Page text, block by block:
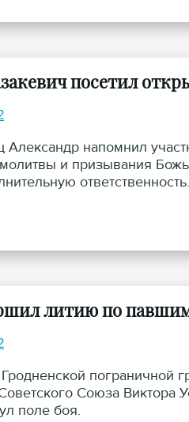
посетил
напомнил
и призывания
ответственность.
литию по
Гродненской
Союза
поле боя.